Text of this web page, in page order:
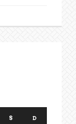
S D